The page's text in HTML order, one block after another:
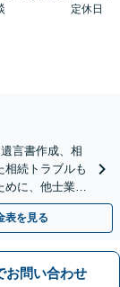
定休日
言書作成、相
相続トラブルも
めに、他士業と
表を見る
お問い合わせ